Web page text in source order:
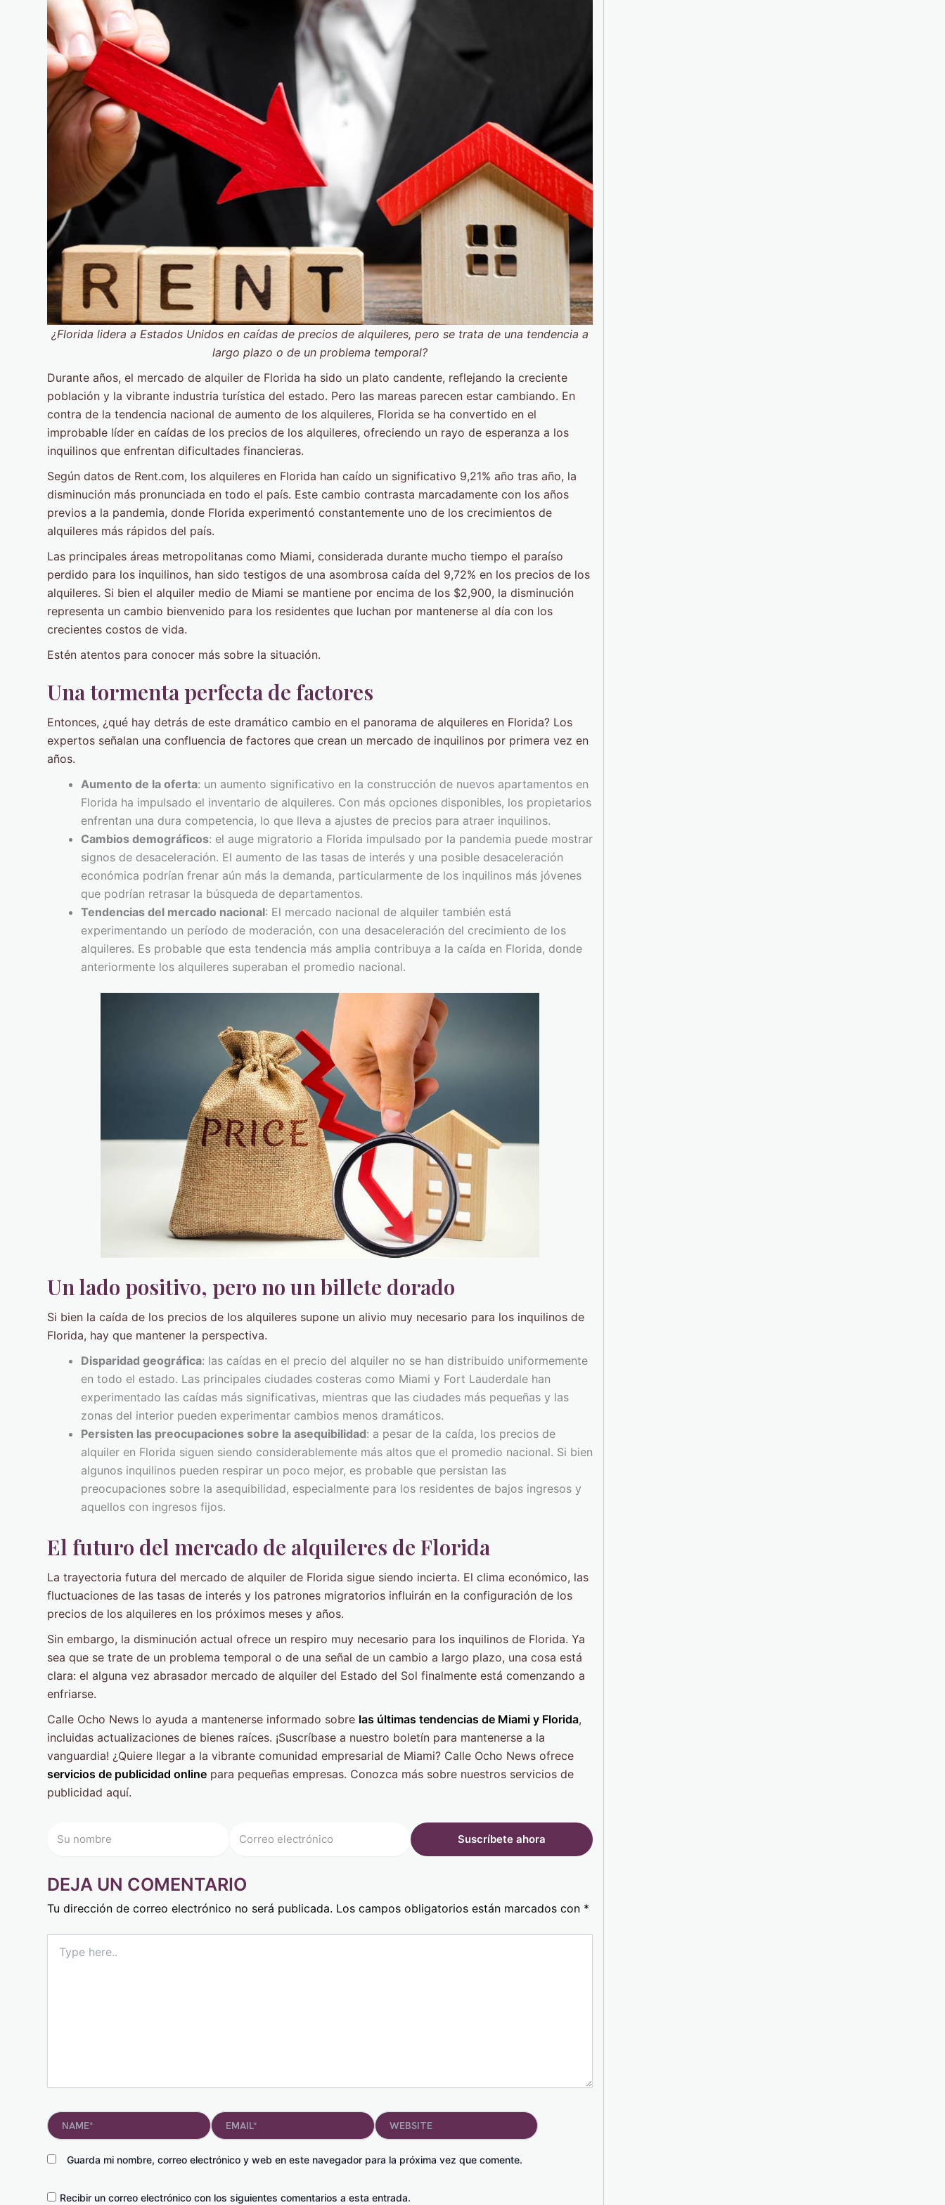
¿Florida lidera a Estados Unidos en caídas de precios de alquileres, pero se trata de una tendencia a
largo plazo o de un problema temporal?
Durante años, el mercado de alquiler de Florida ha sido un plato candente, reflejando la creciente
población y la vibrante industria turística del estado. Pero las mareas parecen estar cambiando. En
contra de la tendencia nacional de aumento de los alquileres, Florida se ha convertido en el
improbable líder en caídas de los precios de los alquileres, ofreciendo un rayo de esperanza a los
inquilinos que enfrentan dificultades financieras.
Según datos de Rent.com, los alquileres en Florida han caído un significativo 9,21% año tras año, la
disminución más pronunciada en todo el país. Este cambio contrasta marcadamente con los años
previos a la pandemia, donde Florida experimentó constantemente uno de los crecimientos de
alquileres más rápidos del país.
Las principales áreas metropolitanas como Miami, considerada durante mucho tiempo el paraíso
perdido para los inquilinos, han sido testigos de una asombrosa caída del 9,72% en los precios de los
alquileres. Si bien el alquiler medio de Miami se mantiene por encima de los $2,900, la disminución
representa un cambio bienvenido para los residentes que luchan por mantenerse al día con los
crecientes costos de vida.
Estén atentos para conocer más sobre la situación.
Una tormenta perfecta de factores
Entonces, ¿qué hay detrás de este dramático cambio en el panorama de alquileres en Florida? Los
expertos señalan una confluencia de factores que crean un mercado de inquilinos por primera vez en
años.
Aumento de la oferta: un aumento significativo en la construcción de nuevos apartamentos en
Florida ha impulsado el inventario de alquileres. Con más opciones disponibles, los propietarios
enfrentan una dura competencia, lo que lleva a ajustes de precios para atraer inquilinos.
Cambios demográficos: el auge migratorio a Florida impulsado por la pandemia puede mostrar
signos de desaceleración. El aumento de las tasas de interés y una posible desaceleración
económica podrían frenar aún más la demanda, particularmente de los inquilinos más jóvenes
que podrían retrasar la búsqueda de departamentos.
Tendencias del mercado nacional: El mercado nacional de alquiler también está
experimentando un período de moderación, con una desaceleración del crecimiento de los
alquileres. Es probable que esta tendencia más amplia contribuya a la caída en Florida, donde
anteriormente los alquileres superaban el promedio nacional.
Un lado positivo, pero no un billete dorado
Si bien la caída de los precios de los alquileres supone un alivio muy necesario para los inquilinos de
Florida, hay que mantener la perspectiva.
Disparidad geográfica: las caídas en el precio del alquiler no se han distribuido uniformemente
en todo el estado. Las principales ciudades costeras como Miami y Fort Lauderdale han
experimentado las caídas más significativas, mientras que las ciudades más pequeñas y las
zonas del interior pueden experimentar cambios menos dramáticos.
Persisten las preocupaciones sobre la asequibilidad: a pesar de la caída, los precios de
alquiler en Florida siguen siendo considerablemente más altos que el promedio nacional. Si bien
algunos inquilinos pueden respirar un poco mejor, es probable que persistan las
preocupaciones sobre la asequibilidad, especialmente para los residentes de bajos ingresos y
aquellos con ingresos fijos.
El futuro del mercado de alquileres de Florida
La trayectoria futura del mercado de alquiler de Florida sigue siendo incierta. El clima económico, las
fluctuaciones de las tasas de interés y los patrones migratorios influirán en la configuración de los
precios de los alquileres en los próximos meses y años.
Sin embargo, la disminución actual ofrece un respiro muy necesario para los inquilinos de Florida. Ya
sea que se trate de un problema temporal o de una señal de un cambio a largo plazo, una cosa está
clara: el alguna vez abrasador mercado de alquiler del Estado del Sol finalmente está comenzando a
enfriarse.
Calle Ocho News lo ayuda a mantenerse informado sobre las últimas tendencias de Miami y Florida,
incluidas actualizaciones de bienes raíces. ¡Suscríbase a nuestro boletín para mantenerse a la
vanguardia! ¿Quiere llegar a la vibrante comunidad empresarial de Miami? Calle Ocho News ofrece
servicios de publicidad online para pequeñas empresas. Conozca más sobre nuestros servicios de
publicidad aquí.
DEJA UN COMENTARIO
Tu dirección de correo electrónico no será publicada. Los campos obligatorios están marcados con *
here..
Name* Email*
Guarda mi nombre, correo electrónico y web en este navegador para la próxima vez que comente.
Website
Recibir un correo electrónico con los siguientes comentarios a esta entrada.